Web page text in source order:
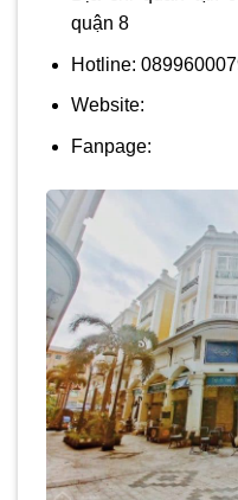
quận 8
Hotline:
Website:
Fanpage: